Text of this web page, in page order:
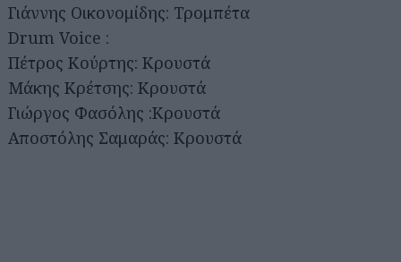
Γιάννης Οικονομίδης: Τρομπέτα
Drum Voice :
Πέτρος Κούρτης: Κρουστά
Μάκης Κρέτσης: Κρουστά
Γιώργος Φασόλης :Κρουστά
Αποστόλης Σαμαράς: Κρουστά